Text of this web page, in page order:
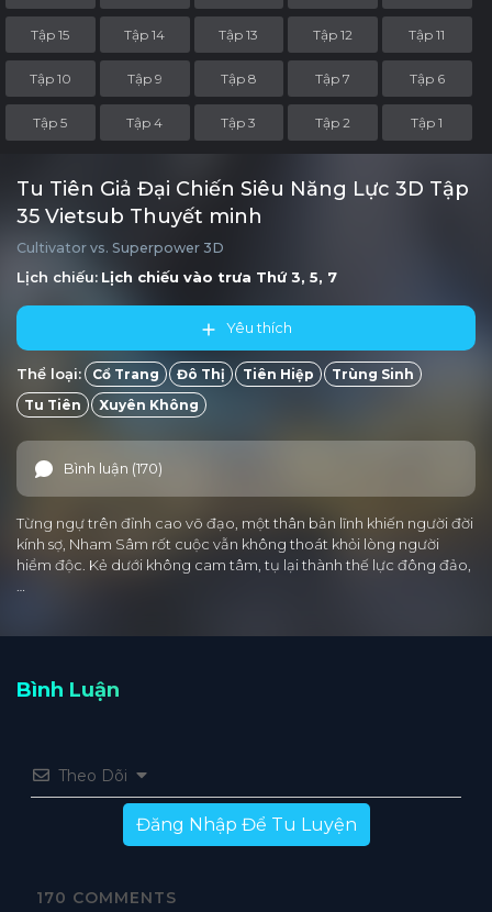
Tập 15 Tập 14 Tập 13 Tập 12 Tập 11
Tập 10 Tập 9 Tập 8 Tập 7 Tập 6
Tập 5 Tập 4 Tập 3 Tập 2 Tập 1
Tu Tiên Giả Đại Chiến Siêu Năng Lực 3D Tập
35 Vietsub Thuyết minh
Cultivator vs. Superpower 3D
Lịch chiếu: Lịch chiếu vào trưa Thứ 3, 5, 7
Yêu thích
Thể loại: Cổ Trang Đô Thị Tiên Hiệp
Trùng Sinh
Tu Tiên
Xuyên Không
Bình luận (170)
Từng ngự trên đỉnh cao võ đạo, một thân bản lĩnh khiến người đời
kính sợ, Nham Sâm rốt cuộc vẫn không thoát khỏi lòng người
hiểm độc. Kẻ dưới không cam tâm, tụ lại thành thế lực đông đảo,
Bình Luận
Theo Dõi
Đăng Nhập Để Tu Luyện
170 COMMENTS